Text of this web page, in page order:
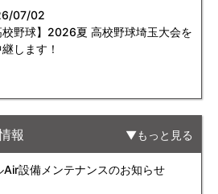
07/02
校野球】2026夏 高校野球埼玉大会を
します！
報 もっと見る
設備メンテナンスのお知らせ